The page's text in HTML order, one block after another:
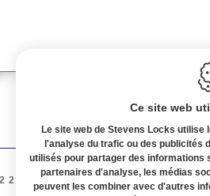
217 61 97 -
Belgique
Ce site web
Le site web de Stevens Locks
l'analyse du trafic ou des publicités
utilisés pour partager des informations
partenaires d'analyse, les médias
peuvent les combiner avec d'autres